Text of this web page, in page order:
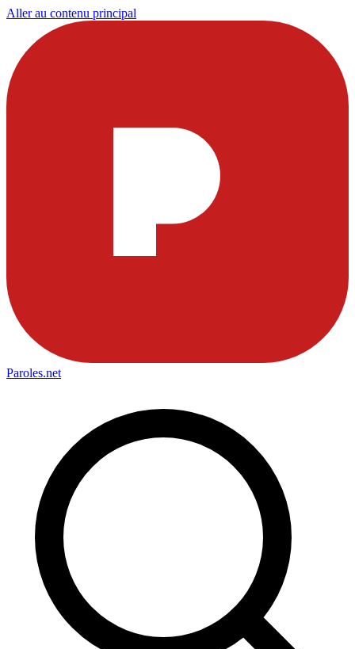
Aller au contenu principal
Paroles.net